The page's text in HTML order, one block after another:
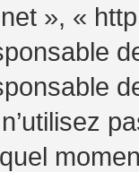
», «